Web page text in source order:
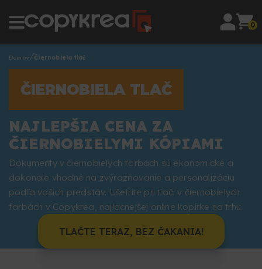
0
Domov Čiernobiela tlač
ČIERNOBIELA TLAČ
NAJLEPŠIA CENA ZA
ČIERNOBIELYMI KÓPIAMI
Dokumenty v čiernobielych farbách sú ekonomické a
dokonale vhodné na zvýrazňovanie a personalizáciu
podľa vašich predstáv. Ušetrite pri tlači v čiernobielych
farbách v Copykrea, najlacnejšej online kopírke na trhu.
TLAČTE TERAZ, BEZ ČAKANIA!